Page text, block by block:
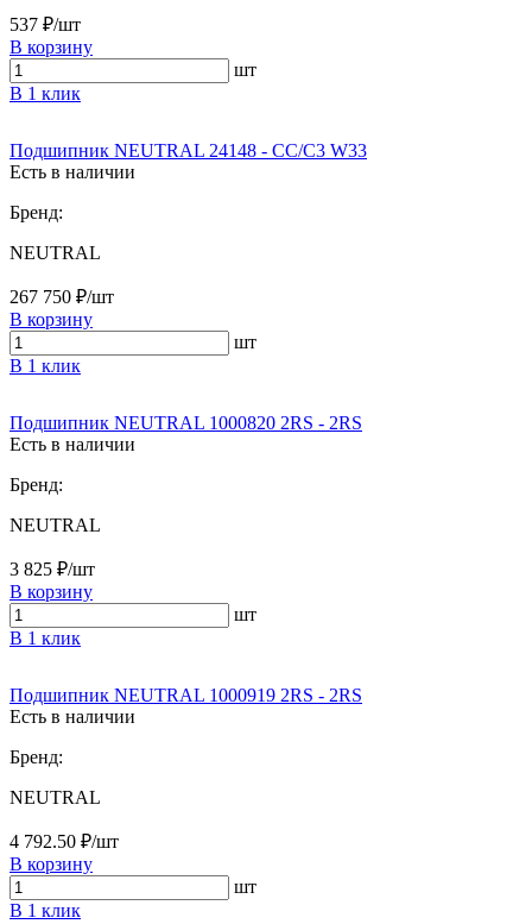
537 ₽/шт
В корзину
шт
В 1 клик
Подшипник NEUTRAL 24148 - CC/C3 W33
Есть в наличии
Бренд:
NEUTRAL
267 750 ₽/шт
В корзину
шт
В 1 клик
Подшипник NEUTRAL 1000820 2RS - 2RS
Есть в наличии
Бренд:
NEUTRAL
3 825 ₽/шт
В корзину
шт
В 1 клик
Подшипник NEUTRAL 1000919 2RS - 2RS
Есть в наличии
Бренд:
NEUTRAL
4 792.50 ₽/шт
В корзину
шт
В 1 клик